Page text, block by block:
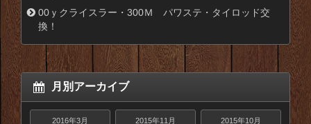
00ｙクライスラー・300Ｍ パワステ・タイロッド交
換！
月別アーカイブ
2016年3月 2015年11月 2015年10月